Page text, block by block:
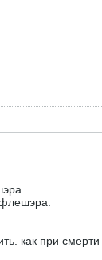
как при смерти